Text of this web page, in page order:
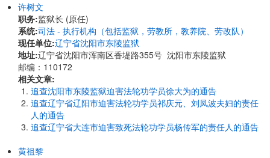
许树文
职务:监狱长 (原任)
系统:司法 - 执行机构（包括监狱，劳教所，教养院、劳改队）
现任单位:辽宁省沈阳市东陵监狱
地址:辽宁省沈阳市浑南区香堤路355号 沈阳市东陵监狱
邮编：110172
相关文章:
追查沈阳市东陵监狱迫害法轮功学员徐大为的通告
追查辽宁省辽阳市迫害法轮功学员祁庆元、刘凤波夫妇的责任
人的通告
追查辽宁省大连市迫害致死法轮功学员杨传军的责任人的通告
黄祖黎